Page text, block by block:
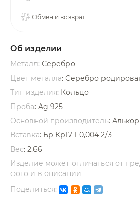
Обмен и возврат
Об изделии
Металл: Серебро
Цвет металла: Серебро
Тип изделия: Кольцо
Проба: Ag 925
Основной производитель: Алькор
Вставка: Бр Кр17 1-0,004 2/3
Вес: 2.66
Изделие может отличаться от
фото и в описании
Поделиться: